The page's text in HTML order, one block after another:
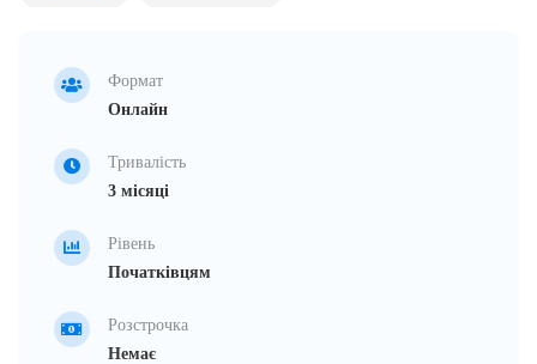
Формат
Онлайн
Тривалість
3 місяці
Рівень
Початківцям
Розстрочка
Немає